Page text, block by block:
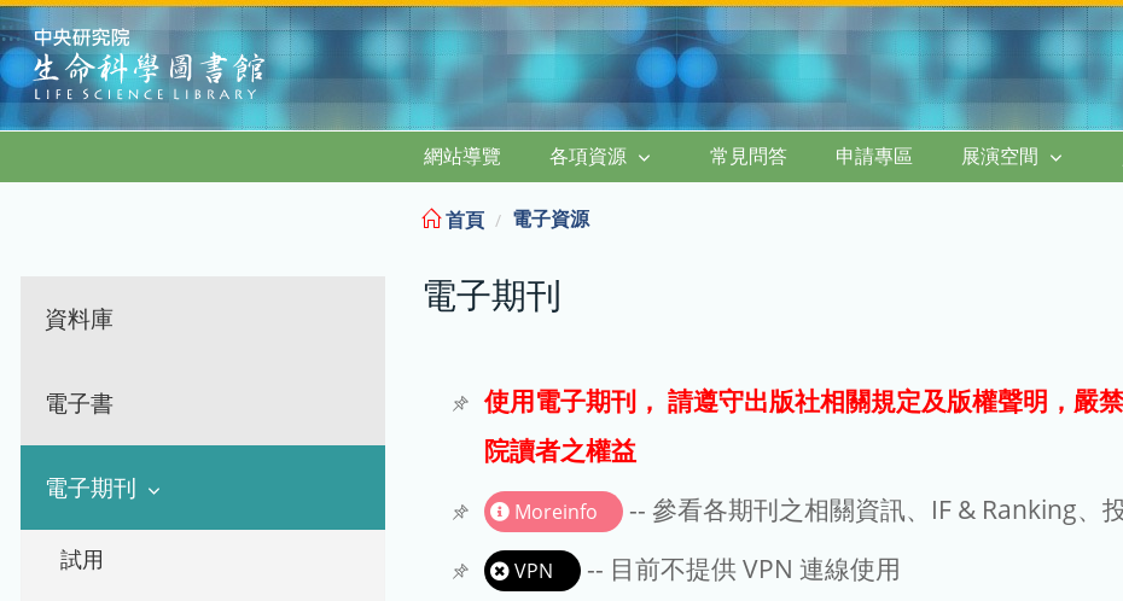
:::
網站導覽 各項資源 常見問答 申請專區 展演空間
資料庫
電子書
電子期刊
試用
首頁 電子資源
電子期刊
使用電子期刊， 請遵守出版社相關規定及版權聲明，嚴
院讀者之權益
Moreinfo -- 參看各期刊之相關資訊、IF & Ranking、
VPN
-- 目前不提供 VPN 連線使用